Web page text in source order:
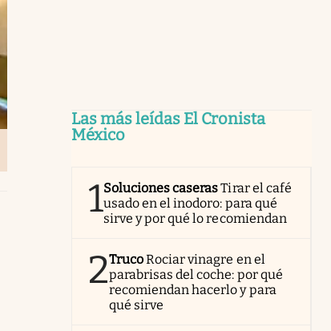
Las más leídas El Cronista
México
1Soluciones caserasTirar el café
usado en el inodoro: para qué
sirve y por qué lo recomiendan
2TrucoRociar vinagre en el
parabrisas del coche: por qué
recomiendan hacerlo y para
qué sirve